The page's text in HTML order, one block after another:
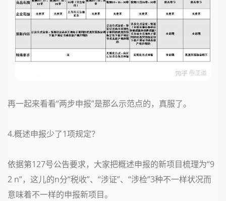
再一起来看看“两步申报”是那么示范点的，真服了。
4.概述申报少了1项规定？
依据第127号公告要求，大家把概述申报的新项目梳理为“9
2 n”，这儿的n分“税收”、“涉证”、“涉检”3种不一样状况而
意味着不一样的申报新项目。